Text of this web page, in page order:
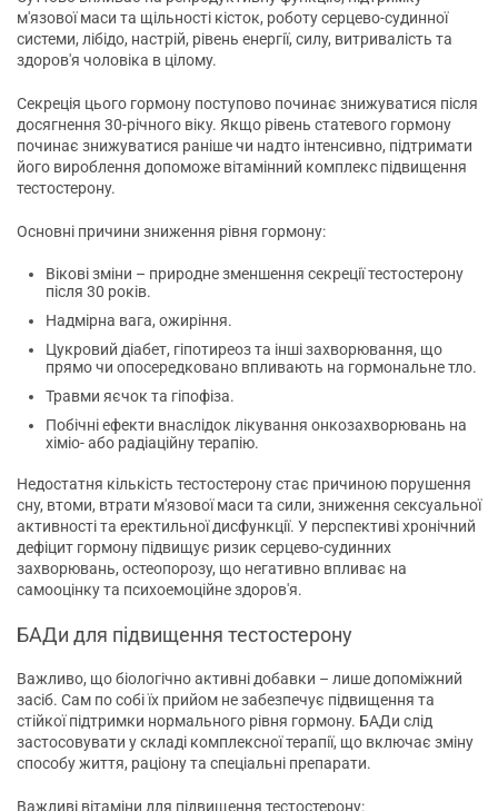
м'язової маси та щільності кісток, роботу серцево-судинної
системи, лібідо, настрій, рівень енергії, силу, витривалість та
здоров'я чоловіка в цілому.
Секреція цього гормону поступово починає знижуватися після
досягнення 30-річного віку. Якщо рівень статевого гормону
починає знижуватися раніше чи надто інтенсивно, підтримати
його вироблення допоможе вітамінний комплекс підвищення
тестостерону.
Основні причини зниження рівня гормону:
Вікові зміни – природне зменшення секреції тестостерону
після 30 років.
Надмірна вага, ожиріння.
Цукровий діабет, гіпотиреоз та інші захворювання, що
прямо чи опосередковано впливають на гормональне тло.
Травми яєчок та гіпофіза.
Побічні ефекти внаслідок лікування онкозахворювань на
хіміо- або радіаційну терапію.
Недостатня кількість тестостерону стає причиною порушення
сну, втоми, втрати м'язової маси та сили, зниження сексуальної
активності та еректильної дисфункції. У перспективі хронічний
дефіцит гормону підвищує ризик серцево-судинних
захворювань, остеопорозу, що негативно впливає на
самооцінку та психоемоційне здоров'я.
БАДи для підвищення тестостерону
Важливо, що біологічно активні добавки – лише допоміжний
засіб. Сам по собі їх прийом не забезпечує підвищення та
стійкої підтримки нормального рівня гормону. БАДи слід
застосовувати у складі комплексної терапії, що включає зміну
способу життя, раціону та спеціальні препарати.
Важливі вітаміни для підвищення тестостерону: